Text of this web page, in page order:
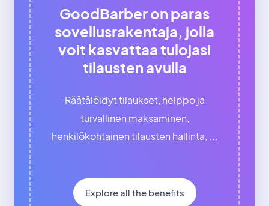
GoodBarber on paras
sovellusrakentaja, jolla
voit kasvattaa tulojasi
tilausten avulla
Räätälöidyt tilaukset, helppo ja
turvallinen maksaminen,
henkilökohtainen tilausten hallinta, ...
Explore all the benefits